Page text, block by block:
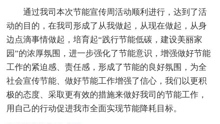
通过我司本次节能宣传周活动顺利进行，达到了活
动的目的，在我司形成了从我做起，从现在做起，从身
边点滴事情做起，培育起“践行节能低碳，建设美丽家
园”的浓厚氛围，进一步强化了节能意识，增强做好节能
工作的紧迫感、责任感，形成了节能的良好氛围，为全
社会宣传节能、做好节能工作增强了信心，我们以更积
极的态度、采取更有效的措施来做好我司的节能工作，
用自己的行动促进我市全面实现节能降耗目标。